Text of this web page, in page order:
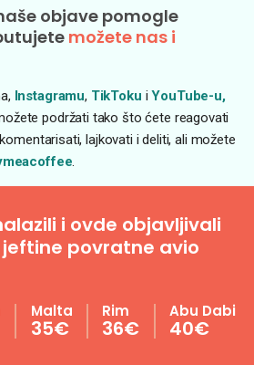
objave pomogle
možete nas i
Instagramu, TikToku iYouTube-u,
podržati tako što ćete reagovati
lajkovati i deliti, ali možete
i ovde objavljivali
povratne avio
Malta
35€
Rim
36€
Abu Dabi
40€